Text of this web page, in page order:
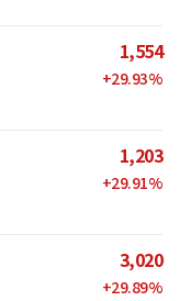
1,554
+29.93%
1,203
+29.91%
3,020
+29.89%